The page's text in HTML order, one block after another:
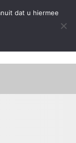
dat u hiermee